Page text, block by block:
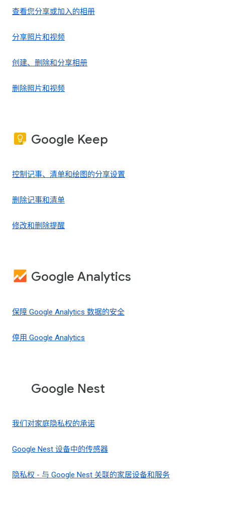
查看您分享或加入的相册
分享照片和视频
创建、删除和分享相册
删除照片和视频
Google Keep
控制记事、清单和绘图的分享设置
删除记事和清单
修改和删除提醒
Google Analytics
保障 Google Analytics 数据的安全
停用 Google Analytics
Google Nest
我们对家庭隐私权的承诺
Google Nest 设备中的传感器
隐私权 - 与 Google Nest 关联的家居设备和服务